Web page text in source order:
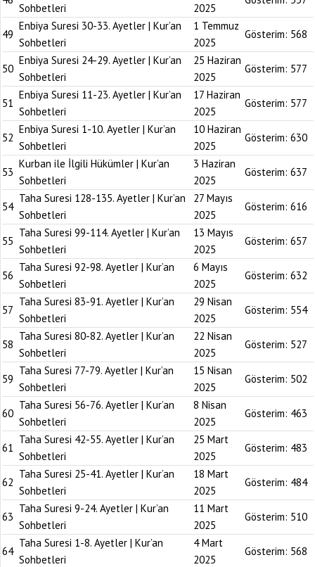
Sohbetleri 2025
49
Enbiya Suresi 30-33. Ayetler | Kur’an
Sohbetleri
1 Temmuz
2025
Gösterim: 568
50
Enbiya Suresi 24-29. Ayetler | Kur’an
Sohbetleri
25 Haziran
2025
Gösterim: 577
51
Enbiya Suresi 11-23. Ayetler | Kur’an
Sohbetleri
17 Haziran
2025
Gösterim: 577
52
Enbiya Suresi 1-10. Ayetler | Kur’an
Sohbetleri
10 Haziran
2025
Gösterim: 630
53
Kurban ile İlgili Hükümler | Kur’an
Sohbetleri
3 Haziran
2025
Gösterim: 637
54
Taha Suresi 128-135. Ayetler | Kur’an
Sohbetleri
27 Mayıs
2025
Gösterim: 616
55
Taha Suresi 99-114. Ayetler | Kur’an
Sohbetleri
13 Mayıs
2025
Gösterim: 657
56
Taha Suresi 92-98. Ayetler | Kur’an
Sohbetleri
6 Mayıs
2025
Gösterim: 632
57
Taha Suresi 83-91. Ayetler | Kur’an
Sohbetleri
29 Nisan
2025
Gösterim: 554
58
Taha Suresi 80-82. Ayetler | Kur’an
Sohbetleri
22 Nisan
2025
Gösterim: 527
59
Taha Suresi 77-79. Ayetler | Kur’an
Sohbetleri
15 Nisan
2025
Gösterim: 502
60
Taha Suresi 56-76. Ayetler | Kur’an
Sohbetleri
8 Nisan
2025
Gösterim: 463
61
Taha Suresi 42-55. Ayetler | Kur’an
Sohbetleri
25 Mart
2025
Gösterim: 483
62
Taha Suresi 25-41. Ayetler | Kur’an
Sohbetleri
18 Mart
2025
Gösterim: 484
63
Taha Suresi 9-24. Ayetler | Kur’an
Sohbetleri
11 Mart
2025
Gösterim: 510
64
Taha Suresi 1-8. Ayetler | Kur’an
Sohbetleri
4 Mart
2025
Gösterim: 568